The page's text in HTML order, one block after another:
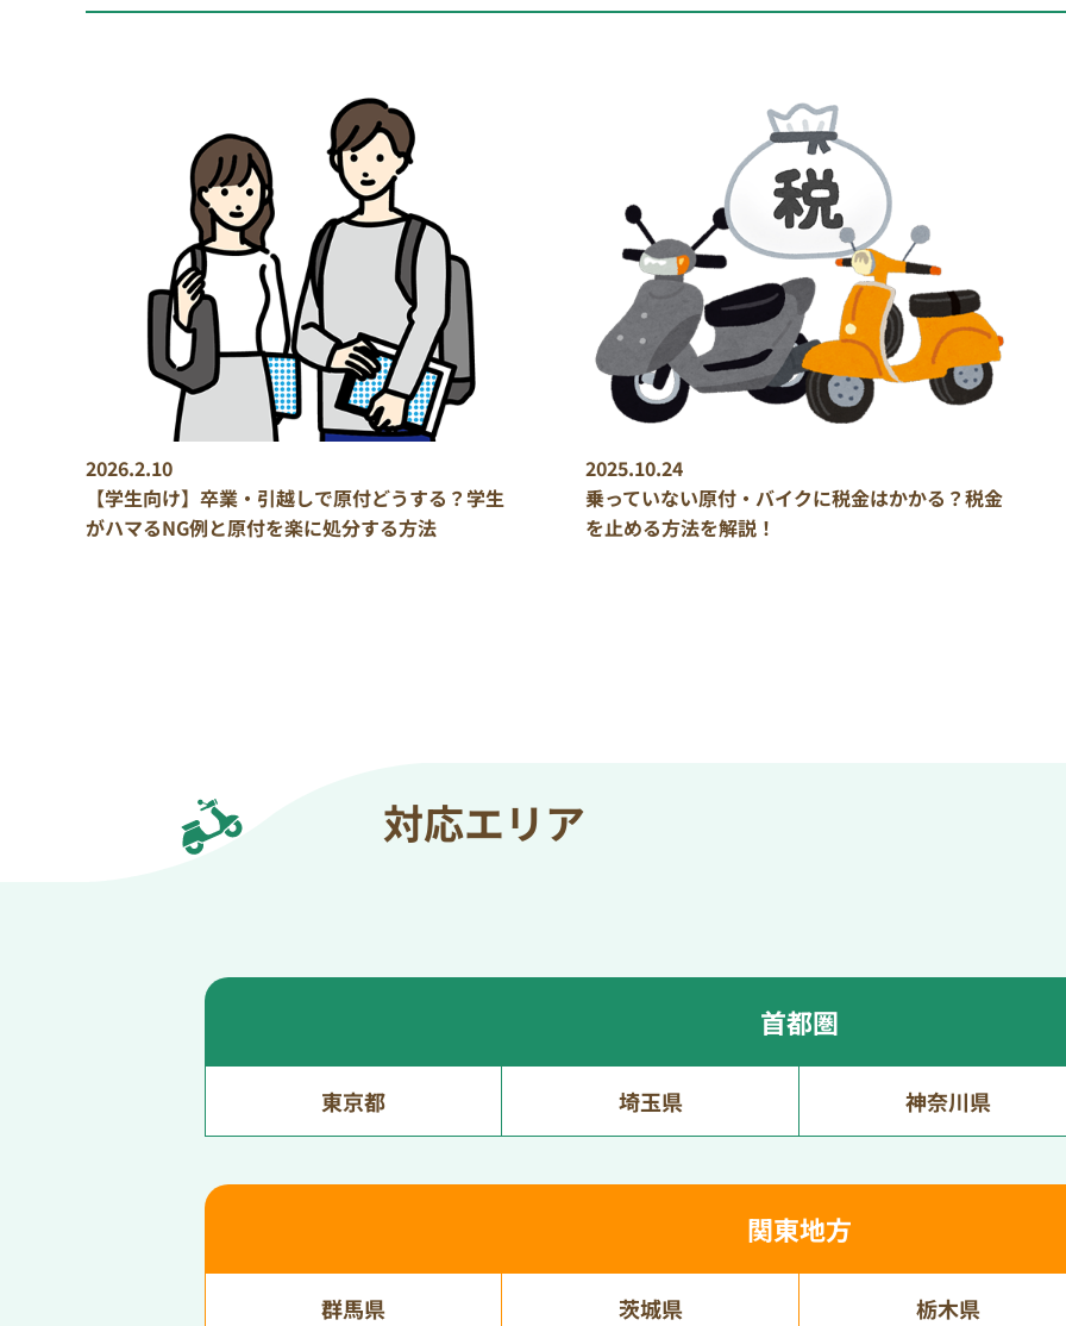
2026.2.10
【学生向け】卒業・引越しで原付どうする？学生
がハマるNG例と原付を楽に処分する方法
2025.10.24
乗っていない原付・バイクに税金はかかる？税金
を止める方法を解説！
対応エリア
首都圏
東京都 埼玉県 神奈川県
関東地方
群馬県 茨城県 栃木県